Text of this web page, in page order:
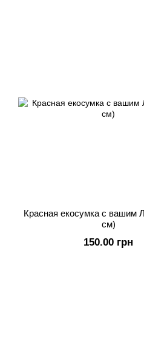
Красная екосумка с вашим
см)
150.00 грн